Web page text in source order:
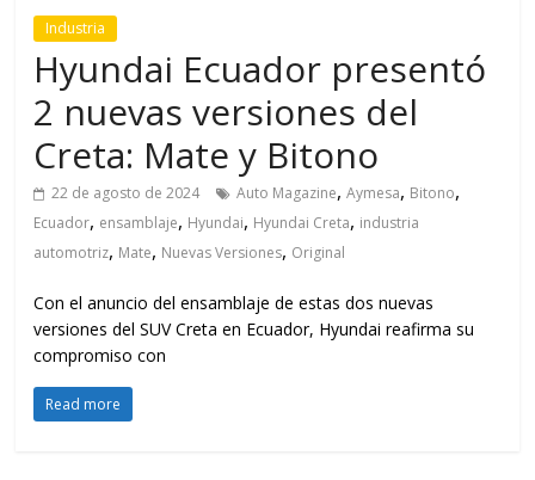
Industria
Hyundai Ecuador presentó
2 nuevas versiones del
Creta: Mate y Bitono
22 de agosto de 2024 Auto Magazine,Aymesa, Bitono,
Ecuador, ensamblaje, Hyundai, Hyundai Creta, industria
automotriz, Mate, Nuevas Versiones, Original
Con el anuncio del ensamblaje de estas dos nuevas
versiones del SUV Creta en Ecuador, Hyundai reafirma su
compromiso con
Read more